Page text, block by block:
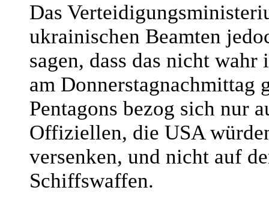
Das
ukrainischen Beamten
sagen, dass das nicht
am Donnerstagnachmittag
Pentagons bezog sich nur
Offiziellen, die USA
versenken, und nicht auf
Schiffswaffen.